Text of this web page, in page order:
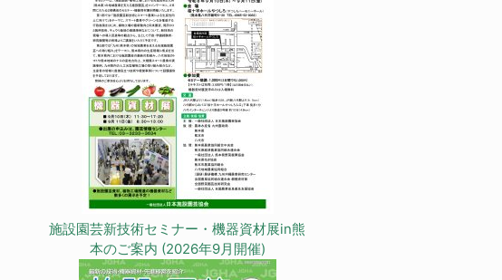
施設園芸新技術セミナー・機器資材展in熊
本のご案内 (2026年9月開催)